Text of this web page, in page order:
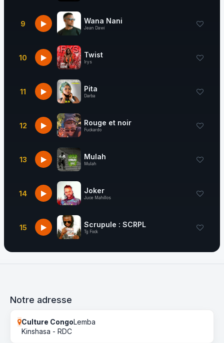
9 Wana Nani
Jean Dawi
10 Twist
Irys
11 Pita
Darba
12 Rouge et noir
Fuckardo
13 Mulah
Mulah
14 Joker
Juce Mahillos
15 Scrupule : SCRPL
Tg Fock
Notre adresse
Culture CongoLemba
Kinshasa - RDC